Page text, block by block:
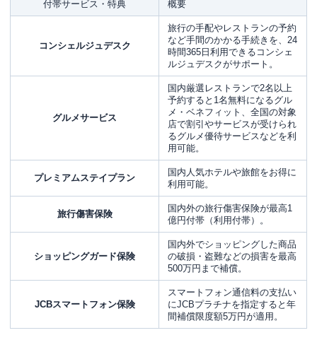
付帯サービス・特典 概要
コンシェルジュデスク
旅行の手配やレストランの予約
など手間のかかる手続きを、24
時間365日利用できるコンシェ
ルジュデスクがサポート。
グルメサービス
国内厳選レストランで2名以上
予約すると1名無料になるグル
メ・ベネフィット、全国の対象
店で割引やサービスが受けられ
るグルメ優待サービスなどを利
用可能。
プレミアムステイプラン
国内人気ホテルや旅館をお得に
利用可能。
旅行傷害保険
国内外の旅行傷害保険が最高1
億円付帯（利用付帯）。
ショッピングガード保険
国内外でショッピングした商品
の破損・盗難などの損害を最高
500万円まで補償。
JCBスマートフォン保険
スマートフォン通信料の支払い
にJCBプラチナを指定すると年
間補償限度額5万円が適用。